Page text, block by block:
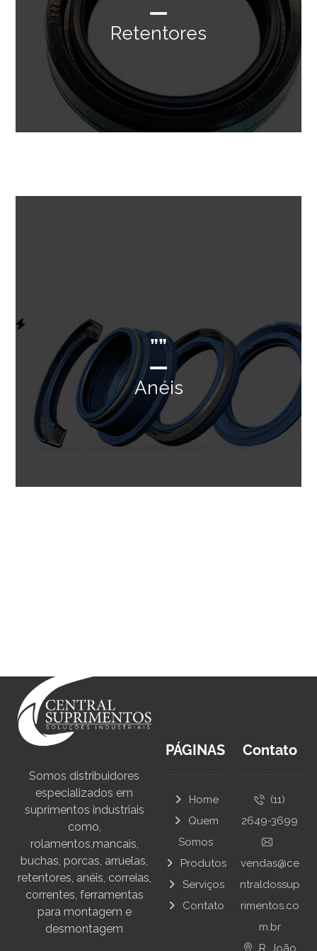
Retentores
””
Anéis
Somos distribuidores
especializados em
suprimentos industriais
como,
rolamentos,mancais,
buchas, porcas, arruelas,
retentores, anéis, correias,
correntes, ferramentas
para montagem e
desmontagem
PÁGINAS
Home
Quem
Somos
Produtos
Serviços
Contato
Contato
(11)
2649-3699
vendas@ce
ntraldossup
rimentos.co
m.br
R. João